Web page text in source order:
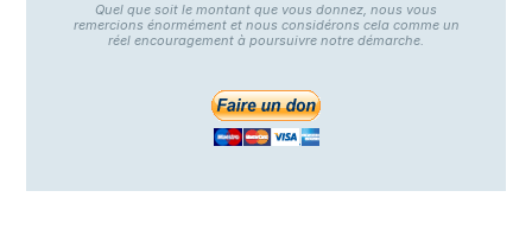
Quel que soit le montant que vous donnez, nous vous
remercions énormément et nous considérons cela comme un
réel encouragement à poursuivre notre démarche.